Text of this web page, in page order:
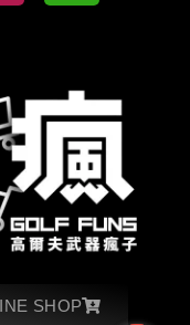
SHOP